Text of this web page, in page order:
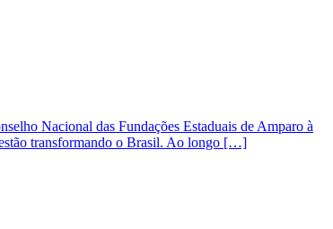
Nacional das Fundações Estaduais de Amparo à
estão transformando o Brasil. Ao longo […]